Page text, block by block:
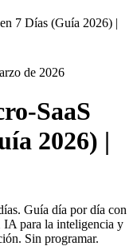
7 Días (Guía 2026) |
de 2026
SaaS
2026) |
Guía día por día con
IA para la inteligencia y
Sin programar.